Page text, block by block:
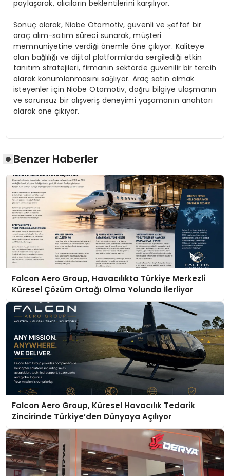
paylaşarak, alıcıların beklentilerini karşılıyor.
Sonuç olarak, Niobe Otomotiv, güvenli ve şeffaf bir
araç alım-satım süreci sunarak, müşteri
memnuniyetine verdiği önemle öne çıkıyor. Kaliteye
olan bağlılığı ve dijital platformlarda sergilediği etkin
tanıtım stratejileri, firmanın sektörde güvenilir bir tercih
olarak konumlanmasını sağlıyor. Araç satın almak
isteyenler için Niobe Otomotiv, doğru bilgiye ulaşmanın
ve sorunsuz bir alışveriş deneyimi yaşamanın anahtarı
olarak öne çıkıyor.
Benzer Haberler
Falcon Aero Group, Havacılıkta Türkiye Merkezli
Küresel Çözüm Ortağı Olma Yolunda İlerliyor
Falcon Aero Group, Küresel Havacılık Tedarik
Zincirinde Türkiye’den Dünyaya Açılıyor